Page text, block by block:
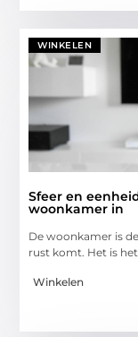
WINKELEN
Sfeer en
woonkamer in
De woonkamer is
rust komt. Het is
Winkelen